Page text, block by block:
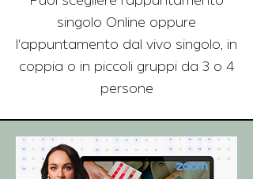
singolo Online oppure
l'appuntamento dal vivo singolo, in
coppia o in piccoli gruppi da 3 o 4
persone